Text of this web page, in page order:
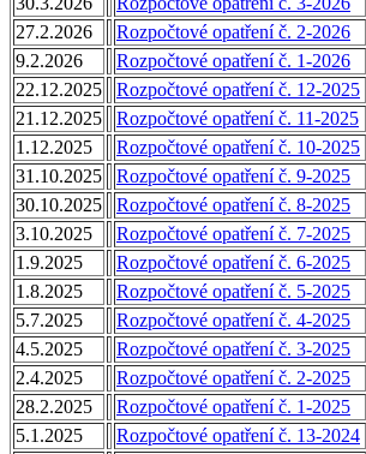
27.2.2026
Rozpočtové opatření č. 2-2026
9.2.2026
Rozpočtové opatření č. 1-2026
22.12.2025
Rozpočtové opatření č. 12-2025
21.12.2025
Rozpočtové opatření č. 11-2025
1.12.2025
Rozpočtové opatření č. 10-2025
31.10.2025
Rozpočtové opatření č. 9-2025
30.10.2025
Rozpočtové opatření č. 8-2025
3.10.2025
Rozpočtové opatření č. 7-2025
1.9.2025
Rozpočtové opatření č. 6-2025
1.8.2025
Rozpočtové opatření č. 5-2025
5.7.2025
Rozpočtové opatření č. 4-2025
4.5.2025
Rozpočtové opatření č. 3-2025
2.4.2025
Rozpočtové opatření č. 2-2025
28.2.2025
Rozpočtové opatření č. 1-2025
5.1.2025
Rozpočtové opatření č. 13-2024